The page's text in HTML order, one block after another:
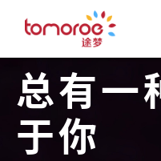
总有一
于你